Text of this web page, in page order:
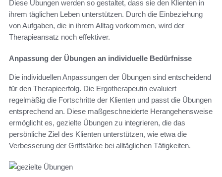
Diese Übungen werden so gestaltet, dass sie den Klienten in
ihrem täglichen Leben unterstützen. Durch die Einbeziehung
von Aufgaben, die in ihrem Alltag vorkommen, wird der
Therapieansatz noch effektiver.
Anpassung der Übungen an individuelle Bedürfnisse
Die individuellen Anpassungen der Übungen sind entscheidend
für den Therapieerfolg. Die Ergotherapeutin evaluiert
regelmäßig die Fortschritte der Klienten und passt die Übungen
entsprechend an. Diese maßgeschneiderte Herangehensweise
ermöglicht es, gezielte Übungen zu integrieren, die das
persönliche Ziel des Klienten unterstützen, wie etwa die
Verbesserung der Griffstärke bei alltäglichen Tätigkeiten.